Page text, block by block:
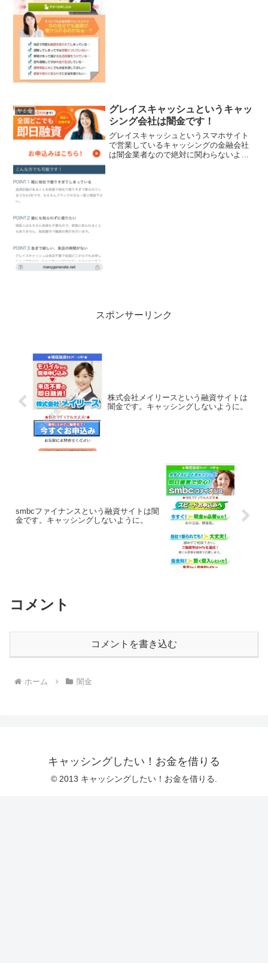
ヤミ金
グレイスキャッシュというキャッ
シング会社は闇金です！
グレイスキャッシュというスマホサイト
で営業しているキャッシングの金融会社
は闇金業者なので絶対に関わらないよう
スポンサーリンク
株式会社メイリースという融資サイトは
闇金です。キャッシングしないように。
smbcファイナンスという融資サイトは闇
金です。キャッシングしないように。
コメント
コメントを書き込む
ホーム 闇金
キャッシングしたい！お金を借りる
© 2013 キャッシングしたい！お金を借りる.